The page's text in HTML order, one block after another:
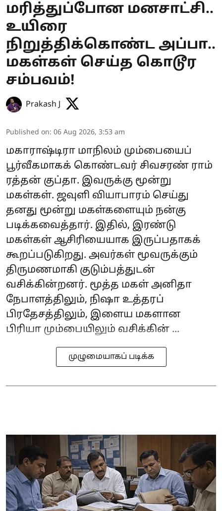
மரித்துப்போன மனசாட்சி..
உயிரை
நிறுத்திக்கொண்ட அப்பா..
மகள்கள் செய்த கொடூர
சம்பவம்!
Prakash J
Published on: 06 Aug 2026, 3:53 am
மகாராஷ்டிரா மாநிலம் மும்பையைப்
பூர்வீகமாகக் கொண்டவர் சிவசரண் ராம்
ரத்தன் குப்தா. இவருக்கு மூன்று
மகள்கள். ஜவுளி வியாபாரம் செய்து
தனது மூன்று மகள்களையும் நன்கு
படிக்கவைத்தார். இதில், இரண்டு
மகள்கள் ஆசிரியையாக இருப்பதாகக்
கூறப்படுகிறது. அவர்கள் மூவருக்கும்
திருமணமாகி குடும்பத்துடன்
வசிக்கின்றனர். மூத்த மகள் அனிதா
நேபாளத்திலும், நிஷா உத்தரப்
பிரதேசத்திலும், இளைய மகளான
பிரியா மும்பையிலும் வசிக்கின் ...
முழுமையாகப் படிக்க